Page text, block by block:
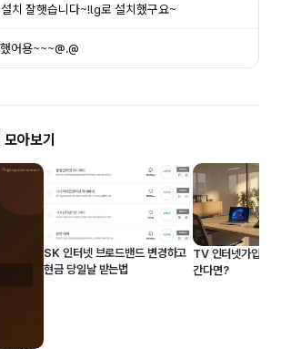
치 잘햇습니다~!lg로 설치했구요~
어용~~~@.@
아보기
SK 인터넷 브로드밴드 변경하고
현금 당일날 받는법
TV 인터넷가입 결
간다면?